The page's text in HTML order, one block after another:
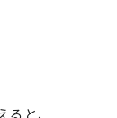
と、